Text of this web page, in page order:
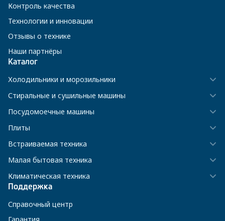
Контроль качества
Технологии и инновации
Отзывы о технике
Наши партнёры
Каталог
Холодильники и морозильники
Стиральные и сушильные машины
Посудомоечные машины
Плиты
Встраиваемая техника
Малая бытовая техника
Климатическая техника
Поддержка
Справочный центр